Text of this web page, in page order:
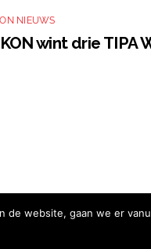
NIEUWS
wint drie TIPA
de website, gaan we er